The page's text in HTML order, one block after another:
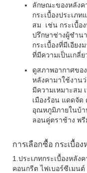
ลักษณะของหลังค
กระเบื้องประเภท
สม เช่น กระเบื้อ
ปรึกษาช่างผู้ชำน
กระเบื้องที่มีเอียง
ที่มีความเป็นเกลี่
ดูสภาพอากาศขอ
หลังคามาใช้งานว่
มีความเหมาะสม
เมืองร้อน แดดจัด
อุณหภูมิภายในบ้า
ลอนคู่ตราช้าง พ
การเลือกซื้อ กระเบื้อ
1.ประเภทกระเบื้องหลัง
คอนกรีต ไฟเบอร์ซีเมน